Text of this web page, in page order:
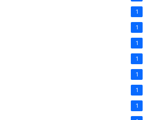
1
1
1
1
1
1
1